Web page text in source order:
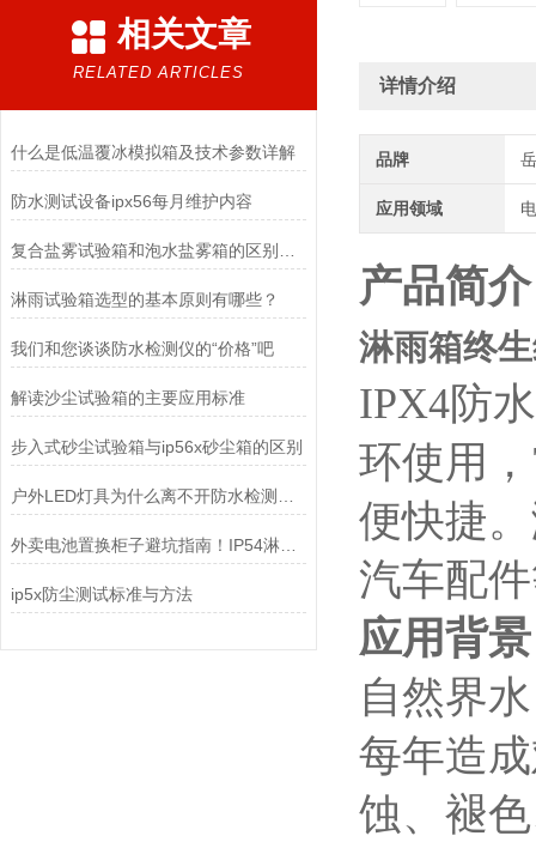
相关文章
RELATED ARTICLES
什么是低温覆冰模拟箱及技术参数详解
防水测试设备ipx56每月维护内容
淋雨试验箱选型的基本原则有哪些？
我们和您谈谈防水检测仪的“价格”吧
解读沙尘试验箱的主要应用标准
步入式砂尘试验箱与ip56x砂尘箱的区别
ip5x防尘测试标准与方法
详情介绍
品牌
应用领域
产品简介
淋雨箱终
IPX4防
环使用
便快捷
汽车配
应用背景
自然界
每年造
蚀、褪